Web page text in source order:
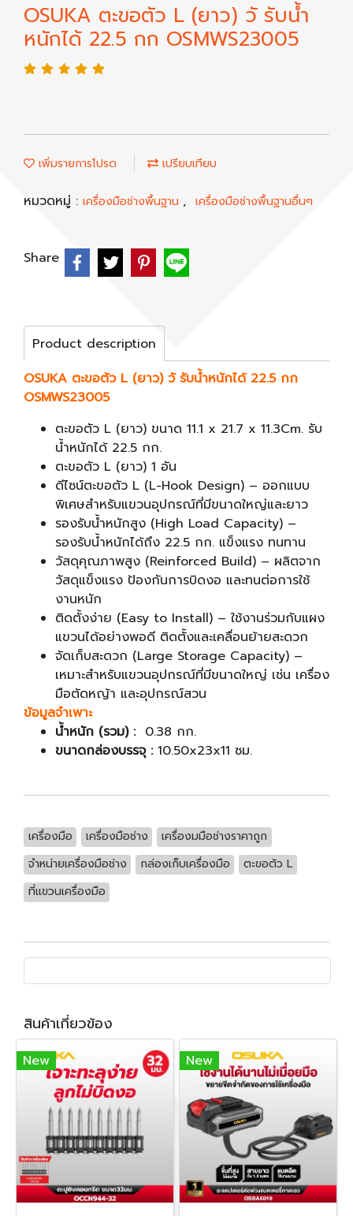
OSUKA ตะขอตัว L (ยาว) วั รับน้ำ
หนักได้ 22.5 กก OSMWS23005
เพิ่มรายการโปรด เปรียบเทียบ
หมวดหมู่ : เครื่องมือช่างพื้นฐาน , เครื่องมือช่างพื้นฐานอื่นๆ
Share
Product description
OSUKA ตะขอตัว L (ยาว) วั รับน้ำหนักได้ 22.5 กก
OSMWS23005
ตะขอตัว L (ยาว) ขนาด 11.1 x 21.7 x 11.3Cm. รับ
น้ำหนักได้ 22.5 กก.
ตะขอตัว L (ยาว) 1 อัน
ดีไซน์ตะขอตัว L (L-Hook Design) – ออกแบบ
พิเศษสำหรับแขวนอุปกรณ์ที่มีขนาดใหญ่และยาว
รองรับน้ำหนักสูง (High Load Capacity) –
รองรับน้ำหนักได้ถึง 22.5 กก. แข็งแรง ทนทาน
วัสดุคุณภาพสูง (Reinforced Build) – ผลิตจาก
วัสดุแข็งแรง ป้องกันการบิดงอ และทนต่อการใช้
งานหนัก
ติดตั้งง่าย (Easy to Install) – ใช้งานร่วมกับแผง
แขวนได้อย่างพอดี ติดตั้งและเคลื่อนย้ายสะดวก
จัดเก็บสะดวก (Large Storage Capacity) –
เหมาะสำหรับแขวนอุปกรณ์ที่มีขนาดใหญ่ เช่น เครื่อง
มือตัดหญ้า และอุปกรณ์สวน
ข้อมูลจำเพาะ
น้ำหนัก (รวม) :0.38 กก.
ขนาดกล่องบรรจุ :10.50x23x11 ซม.
เครื่องมือ เครื่องมือช่าง
เครื่องมมือช่างราคาถูก
จำหน่ายเครื่องมือช่าง
กล่องเก็บเครื่องมือ
ตะขอตัว L
ที่แขวนเครื่องมือ
สินค้าเกี่ยวข้อง
New New